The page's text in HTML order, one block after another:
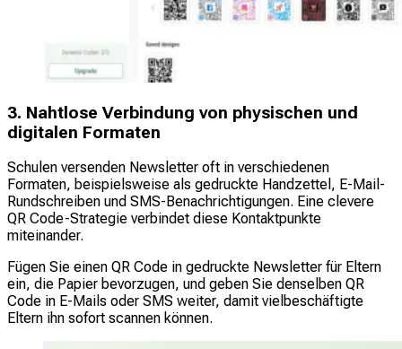
3. Nahtlose Verbindung von physischen und
digitalen Formaten
Schulen versenden Newsletter oft in verschiedenen
Formaten, beispielsweise als gedruckte Handzettel, E-Mail-
Rundschreiben und SMS-Benachrichtigungen. Eine clevere
QR Code-Strategie verbindet diese Kontaktpunkte
miteinander.
Fügen Sie einen QR Code in gedruckte Newsletter für Eltern
ein, die Papier bevorzugen, und geben Sie denselben QR
Code in E-Mails oder SMS weiter, damit vielbeschäftigte
Eltern ihn sofort scannen können.